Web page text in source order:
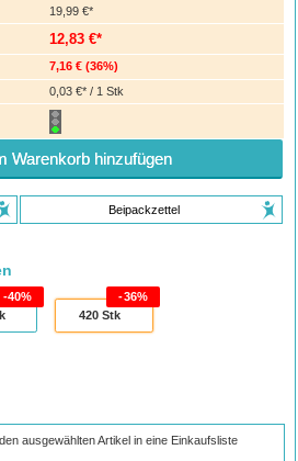
19,99 €*
12,83 €*
7,16 € (36%)
0,03 €* / 1 Stk
Warenkorb hinzufügen
Beipackzettel
40%
420 Stk
36%
ausgewählten Artikel in eine Einkaufsliste